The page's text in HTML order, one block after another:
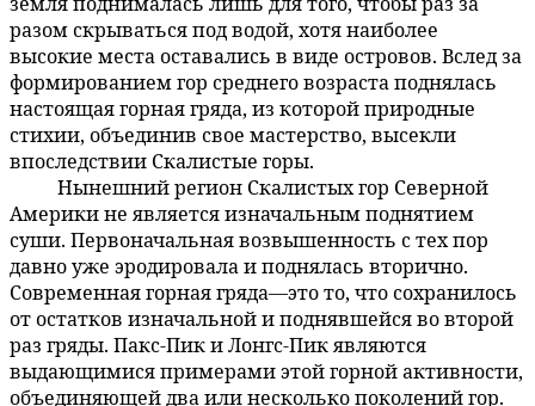
разом скрываться под водой, хотя наиболее
высокие места оставались в виде островов. Вслед за
формированием гор среднего возраста поднялась
настоящая горная гряда, из которой природные
стихии, объединив свое мастерство, высекли
впоследствии Скалистые горы.
Нынешний регион Скалистых гор Северной
Америки не является изначальным поднятием
суши. Первоначальная возвышенность с тех пор
давно уже эродировала и поднялась вторично.
Современная горная гряда—это то, что сохранилось
от остатков изначальной и поднявшейся во второй
раз гряды. Пакс-Пик и Лонгс-Пик являются
выдающимися примерами этой горной активности,
объединяющей два или несколько поколений гор.